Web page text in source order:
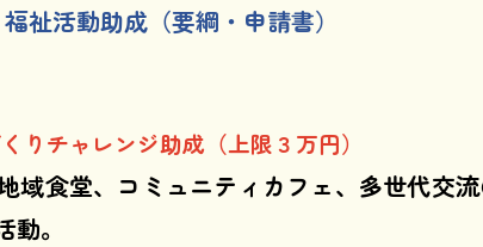
祉活動助成（要綱・申請書）
チャレンジ助成（上限３万円）
域食堂、コミュニティカフェ、多世代交
。